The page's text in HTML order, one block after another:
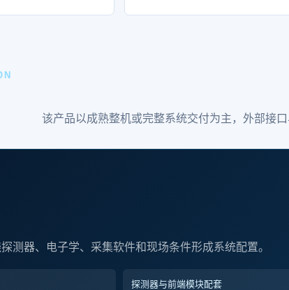
该产品以成熟整机或完整系统交付为主，外部接
测器、电子学、采集软件和现场条件形成系统配置。
探测器与前端模块配套